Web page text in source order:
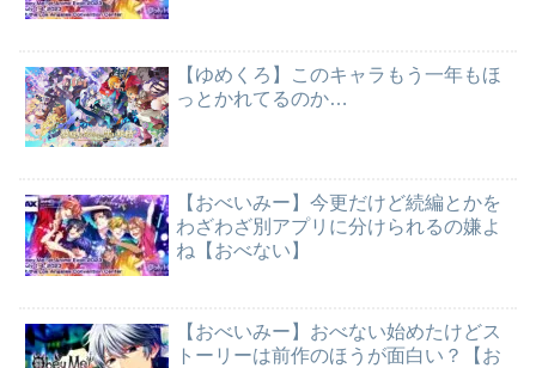
【ゆめくろ】このキャラもう一年もほ
っとかれてるのか…
【おべいみー】今更だけど続編とかを
わざわざ別アプリに分けられるの嫌よ
ね【おべない】
【おべいみー】おべない始めたけどス
トーリーは前作のほうが面白い？【お